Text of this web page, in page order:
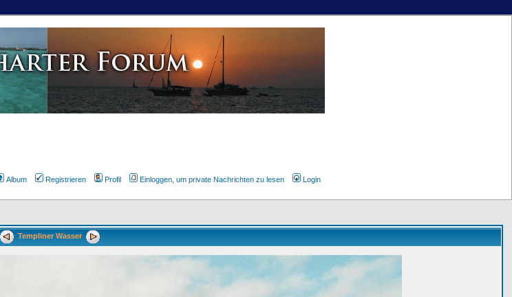
Album Registrieren Profil Einloggen, um private Nachrichten zu lesen Login
Templiner Wasser